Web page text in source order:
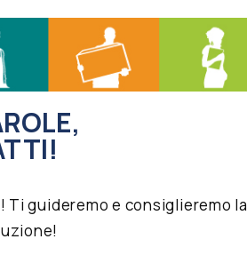
guideremo e consiglieremo la